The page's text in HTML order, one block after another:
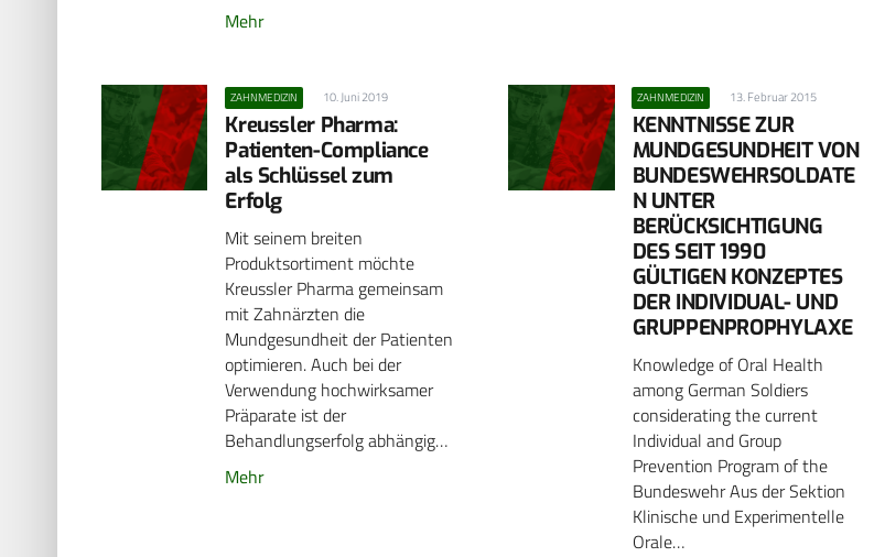
Mehr
ZAHNMEDIZIN 10. Juni 2019
Kreussler Pharma:
Patienten-Compliance
als Schlüssel zum
Erfolg
Mit seinem breiten
Produktsortiment möchte
Kreussler Pharma gemeinsam
mit Zahnärzten die
Mundgesundheit der Patienten
optimieren. Auch bei der
Verwendung hochwirksamer
Präparate ist der
Behandlungserfolg abhängig…
Mehr
ZAHNMEDIZIN 13. Februar 2015
KENNTNISSE ZUR
MUNDGESUNDHEIT VON
BUNDESWEHRSOLDATE
N UNTER
BERÜCKSICHTIGUNG
DES SEIT 1990
GÜLTIGEN KONZEPTES
DER INDIVIDUAL- UND
GRUPPENPROPHYLAXE
Knowledge of Oral Health
among German Soldiers
considerating the current
Individual and Group
Prevention Program of the
Bundeswehr Aus der Sektion
Klinische und Experimentelle
Orale…